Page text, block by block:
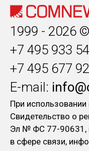
1999 - 2026
+7 495 933
+7 495 677
E-mail:
При
Свидетельство о
Эл № ФC 77-90631,
в сфере связи,